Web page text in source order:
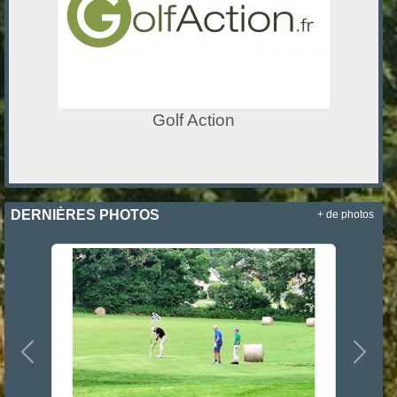
Golf Action
DERNIÈRES PHOTOS
Précedent
+ de photos